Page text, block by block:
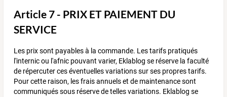
Article 7 - PRIX ET PAIEMENT DU
SERVICE
Les prix sont payables à la commande. Les tarifs pratiqués
l'internic ou l'afnic pouvant varier, Eklablog se réserve la faculté
de répercuter ces éventuelles variations sur ses propres tarifs.
Pour cette raison, les frais annuels et de maintenance sont
communiqués sous réserve de telles variations. Eklablog se